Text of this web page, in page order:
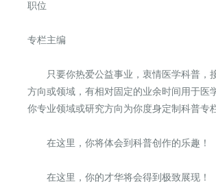
职位
专栏主编
只要你热爱公益事业，衷情医学科普，
方向或领域， 有相对固定的业余时间用于医
你专业领域或研究方向为你度身定制科普专
在这里，你将体会到科普创作的乐趣！
在这里，你的才华将会得到极致展现！